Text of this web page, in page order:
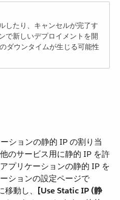
したり、キャンセルが完了す
で新しいデプロイメントを開
ダウンタイムが生じる可能性
ションの静的 IP の割り当
のサービス用に静的 IP を許
プリケーションの静的 IP を
ションの設定ページで
移動し、​
[Use Static IP (静